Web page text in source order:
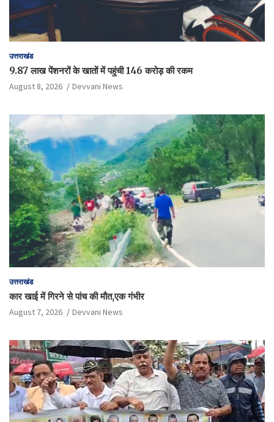
उत्तराखंड
9.87 लाख पेंशनरों के खातों में पहुंची 146 करोड़ की रकम
August 8, 2026 Devvani News
उत्तराखंड
कार खाई में गिरने से पांच की मौत,एक गंभीर
August 7, 2026 Devvani News